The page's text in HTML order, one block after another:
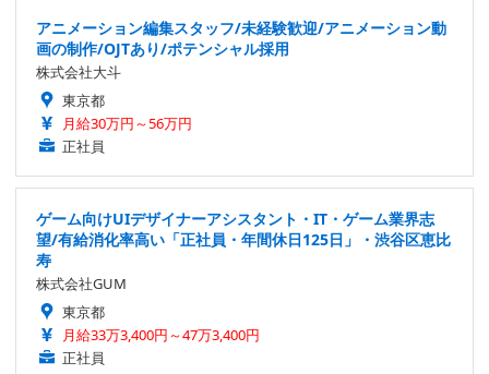
アニメーション編集スタッフ/未経験歓迎/アニメーション動
画の制作/OJTあり/ポテンシャル採用
株式会社大斗
東京都
月給30万円～56万円
正社員
ゲーム向けUIデザイナーアシスタント・IT・ゲーム業界志
望/有給消化率高い「正社員・年間休日125日」・渋谷区恵比
寿
株式会社GUM
東京都
月給33万3,400円～47万3,400円
正社員